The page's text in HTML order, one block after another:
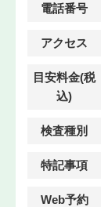
電話番号
アクセス
目安料金(税
込)
検査種別
特記事項
Web予約